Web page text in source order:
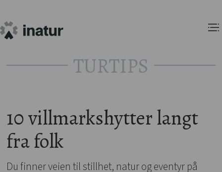
TURTIPS
10 villmarkshytter langt
fra folk
Du finner veien til stillhet, natur og eventyr på